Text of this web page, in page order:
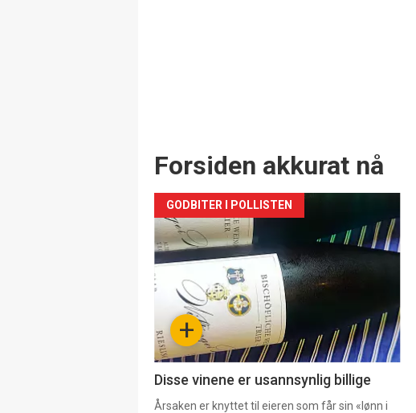
Forsiden akkurat nå
+
GODBITER I POLLISTEN
Disse vinene er usannsynlig billige
Årsaken er knyttet til eieren som får sin «lønn i